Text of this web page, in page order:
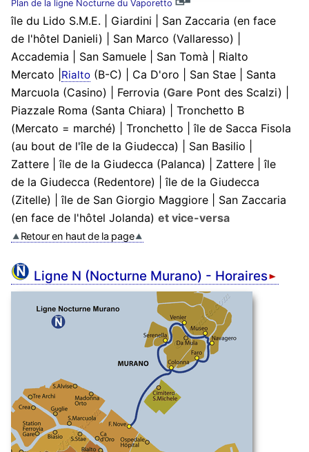
Plan de la ligne Nocturne du Vaporetto
île du Lido S.M.E. | Giardini | San Zaccaria (en face
de l'hôtel Danieli) | San Marco (Vallaresso) |
Accademia | San Samuele | San Tomà | Rialto
Mercato |
Rialto(B-C) | Ca D'oro | San Stae | Santa
Marcuola (Casino) | Ferrovia (Gare Pont des Scalzi) |
Piazzale Roma (Santa Chiara) | Tronchetto B
(Mercato = marché) | Tronchetto | île de Sacca Fisola
(au bout de l'île de la Giudecca) | San Basilio |
Zattere | île de la Giudecca (Palanca) | Zattere | île
de la Giudecca (Redentore) | île de la Giudecca
(Zitelle) | île de San Giorgio Maggiore | San Zaccaria
(en face de l'hôtel Jolanda) et vice-versa
Retour en haut de la page
Ligne N (Nocturne Murano) - Horaires